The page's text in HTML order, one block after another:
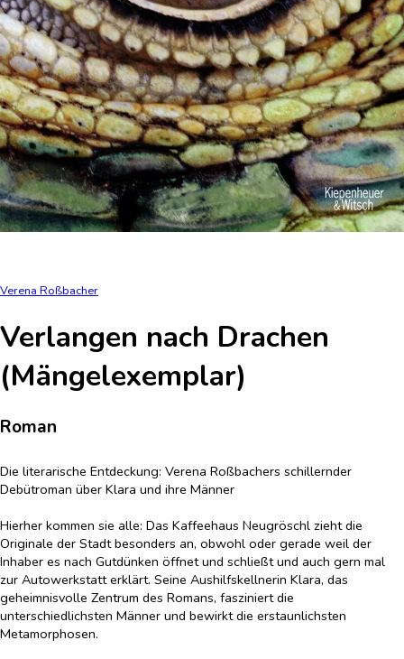
Verena Roßbacher
Verlangen nach Drachen
(Mängelexemplar)
Roman
Die literarische Entdeckung: Verena Roßbachers schillernder
Debütroman über Klara und ihre Männer
Hierher kommen sie alle: Das Kaffeehaus Neugröschl zieht die
Originale der Stadt besonders an, obwohl oder gerade weil der
Inhaber es nach Gutdünken öffnet und schließt und auch gern mal
zur Autowerkstatt erklärt. Seine Aushilfskellnerin Klara, das
geheimnisvolle Zentrum des Romans, fasziniert die
unterschiedlichsten Männer und bewirkt die erstaunlichsten
Metamorphosen.